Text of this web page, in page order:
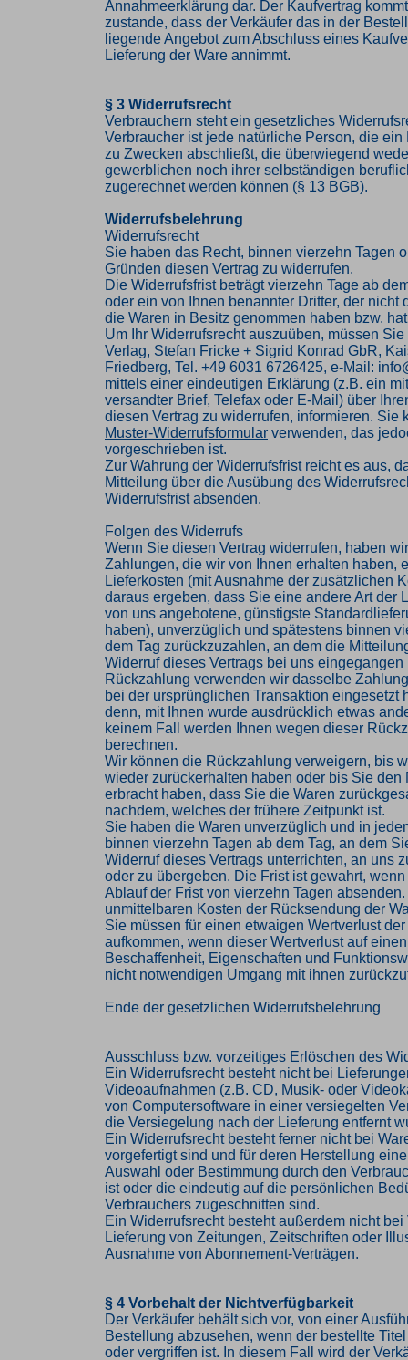
Annahmeerklärung dar. Der Kaufvertrag
zustande, dass der Verkäufer das in der
liegende Angebot zum Abschluss eines
Lieferung der Ware annimmt.
§ 3 Widerrufsrecht
Verbrauchern steht ein gesetzliches
Verbraucher ist jede natürliche Person, die ein
zu Zwecken abschließt, die überwiegend
gewerblichen noch ihrer selbständigen
zugerechnet werden können (§ 13 BGB).
Widerrufsbelehrung
Widerrufsrecht
Sie haben das Recht, binnen vierzehn Tagen
Gründen diesen Vertrag zu widerrufen.
Die Widerrufsfrist beträgt vierzehn Tage ab
oder ein von Ihnen benannter Dritter, der nicht
die Waren in Besitz genommen haben bzw.
Um Ihr Widerrufsrecht auszuüben, müssen
Verlag, Stefan Fricke + Sigrid Konrad GbR,
Friedberg, Tel. +49 6031 6726425, e-Mail:
mittels einer eindeutigen Erklärung (z.B. ein
versandter Brief, Telefax oder E-Mail) über
diesen Vertrag zu widerrufen, informieren. Sie
Muster-Widerrufsformular verwenden, das
vorgeschrieben ist.
Zur Wahrung der Widerrufsfrist reicht es aus,
Mitteilung über die Ausübung des
Widerrufsfrist absenden.
Folgen des Widerrufs
Wenn Sie diesen Vertrag widerrufen, haben
Zahlungen, die wir von Ihnen erhalten haben,
Lieferkosten (mit Ausnahme der zusätzlichen
daraus ergeben, dass Sie eine andere Art der
von uns angebotene, günstigste
haben), unverzüglich und spätestens binnen
dem Tag zurückzuzahlen, an dem die
Widerruf dieses Vertrags bei uns eingegangen
Rückzahlung verwenden wir dasselbe
bei der ursprünglichen Transaktion eingesetzt
denn, mit Ihnen wurde ausdrücklich etwas
keinem Fall werden Ihnen wegen dieser
berechnen.
Wir können die Rückzahlung verweigern, bis
wieder zurückerhalten haben oder bis Sie den
erbracht haben, dass Sie die Waren
nachdem, welches der frühere Zeitpunkt ist.
Sie haben die Waren unverzüglich und in
binnen vierzehn Tagen ab dem Tag, an dem
Widerruf dieses Vertrags unterrichten, an uns
oder zu übergeben. Die Frist ist gewahrt,
Ablauf der Frist von vierzehn Tagen
unmittelbaren Kosten der Rücksendung der
Sie müssen für einen etwaigen Wertverlust
aufkommen, wenn dieser Wertverlust auf
Beschaffenheit, Eigenschaften und
nicht notwendigen Umgang mit ihnen
Ende der gesetzlichen Widerrufsbelehrung
Ausschluss bzw. vorzeitiges Erlöschen des
Ein Widerrufsrecht besteht nicht bei
Videoaufnahmen (z.B. CD, Musik- oder
von Computersoftware in einer versiegelten
die Versiegelung nach der Lieferung entfernt
Ein Widerrufsrecht besteht ferner nicht bei
vorgefertigt sind und für deren Herstellung
Auswahl oder Bestimmung durch den
ist oder die eindeutig auf die persönlichen
Verbrauchers zugeschnitten sind.
Ein Widerrufsrecht besteht außerdem nicht bei
Lieferung von Zeitungen, Zeitschriften oder
Ausnahme von Abonnement-Verträgen.
§ 4 Vorbehalt der Nichtverfügbarkeit
Der Verkäufer behält sich vor, von einer
Bestellung abzusehen, wenn der bestellte
oder vergriffen ist. In diesem Fall wird der